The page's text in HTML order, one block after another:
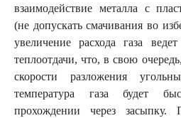
взаимодействие металла с
(не допускать смачивания во
увеличение расхода газа
теплоотдачи, что, в свою
скорости разложения
температура газа будет
прохождении через засыпку.